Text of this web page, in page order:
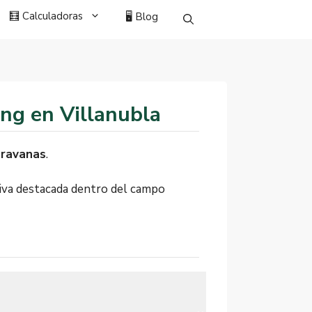
🧮 Calculadoras 🖥️ Blog
en Villanubla
.
destacada dentro del campo